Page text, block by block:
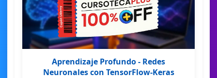
Aprendizaje Profundo - Redes
Neuronales con TensorFlow-Keras